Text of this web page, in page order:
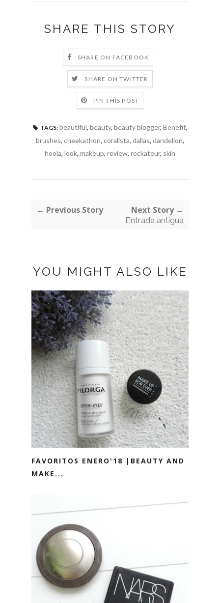
SHARE THIS STORY
SHARE ON FACEBOOK
SHARE ON TWITTER
PIN THIS POST
TAGS: beautiful, beauty, beauty blogger, Benefit,
brushes, cheekathon, coralista, dallas, dandelion,
hoola, look, makeup, review, rockateur, skin
← Previous Story Next Story →
Entrada antigua
YOU MIGHT ALSO LIKE
FAVORITOS ENERO'18 |BEAUTY AND
MAKE...